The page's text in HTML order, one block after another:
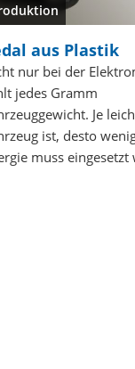
aus Plastik
nur bei der
jedes Gramm
Je
ist, desto
muss eingesetzt